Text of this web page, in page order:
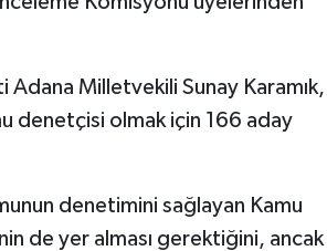
Adana Milletvekili Sunay Karamık,
denetçisi olmak için 166 aday
denetimini sağlayan Kamu
de yer alması gerektiğini, ancak